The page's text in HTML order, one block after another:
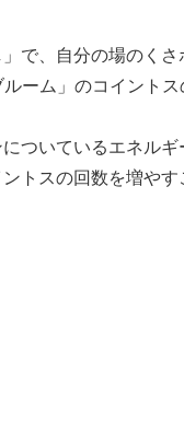
で、自分の場のく
ーム」のコイントス
ついているエネル
トスの回数を増や